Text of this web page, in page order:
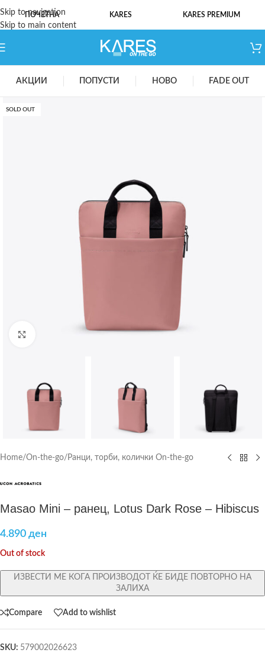
Skip to navigation
Skip to main content
ПОЧЕТНА KARES KARES PREMIUM
АКЦИИ ПОПУСТИ НОВО FADE OUT
SOLD OUT
Click to enlarge
Home/On-the-go/ Ранци, торби, колички On-the-go
Masao Mini – ранец, Lotus Dark Rose – Hibiscus
4.890 ден
Out of stock
ИЗВЕСТИ МЕ КОГА ПРОИЗВОДОТ ЌЕ БИДЕ ПОВТОРНО НА
ЗАЛИХА
Compare Add to wishlist
SKU: 579002026623